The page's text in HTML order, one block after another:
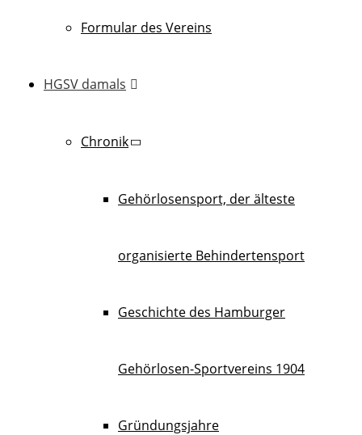
Formular des Vereins
HGSV damals
Chronik
Gehörlosensport, der älteste
organisierte Behindertensport
Geschichte des Hamburger
Gehörlosen-Sportvereins 1904
Gründungsjahre